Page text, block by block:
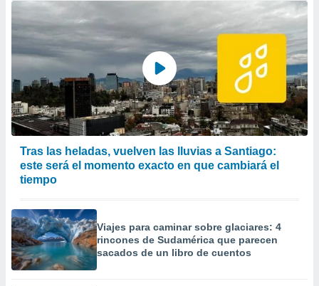
mediante
publicidad
publicidad
de
1199
Tras las heladas, vuelven las lluvias a Santiago:
este será el momento exacto en que cambiará el
tiempo
Viajes para caminar sobre glaciares: 4
rincones de Sudamérica que parecen
sacados de un libro de cuentos